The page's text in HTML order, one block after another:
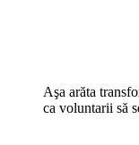
Aşa arăta
ca voluntarii să